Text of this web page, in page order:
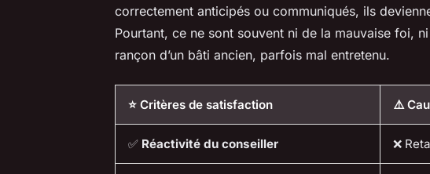
correctement anticipés ou communiqués, ils
Pourtant, ce ne sont souvent ni de la mauvaise foi,
rançon d’un bâti ancien, parfois mal entretenu.
⭐ Critères de satisfaction ⚠️
✅ Réactivité du conseiller ❌